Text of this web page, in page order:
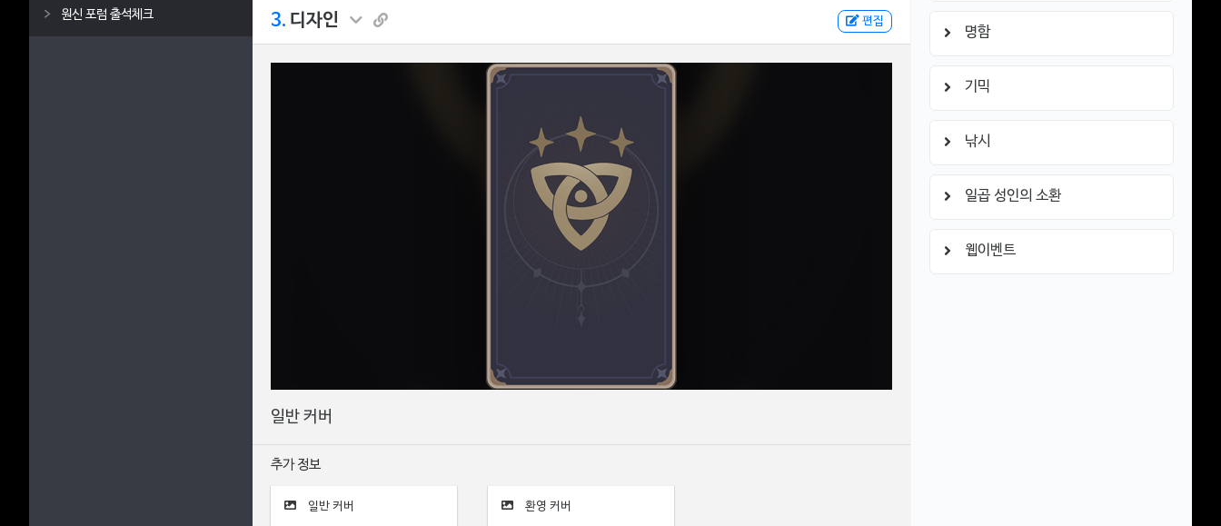
원신 포럼 출석체크 3. 디자인 편집
일반 커버
추가 정보
일반 커버 환영 커버
명함
기믹
낚시
일곱 성인의 소환
웹이벤트